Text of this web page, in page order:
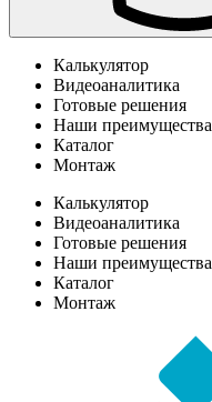
Калькулятор
Видеоаналитика
Готовые решения
Наши преимущества
Каталог
Монтаж
Калькулятор
Видеоаналитика
Готовые решения
Наши преимущества
Каталог
Монтаж